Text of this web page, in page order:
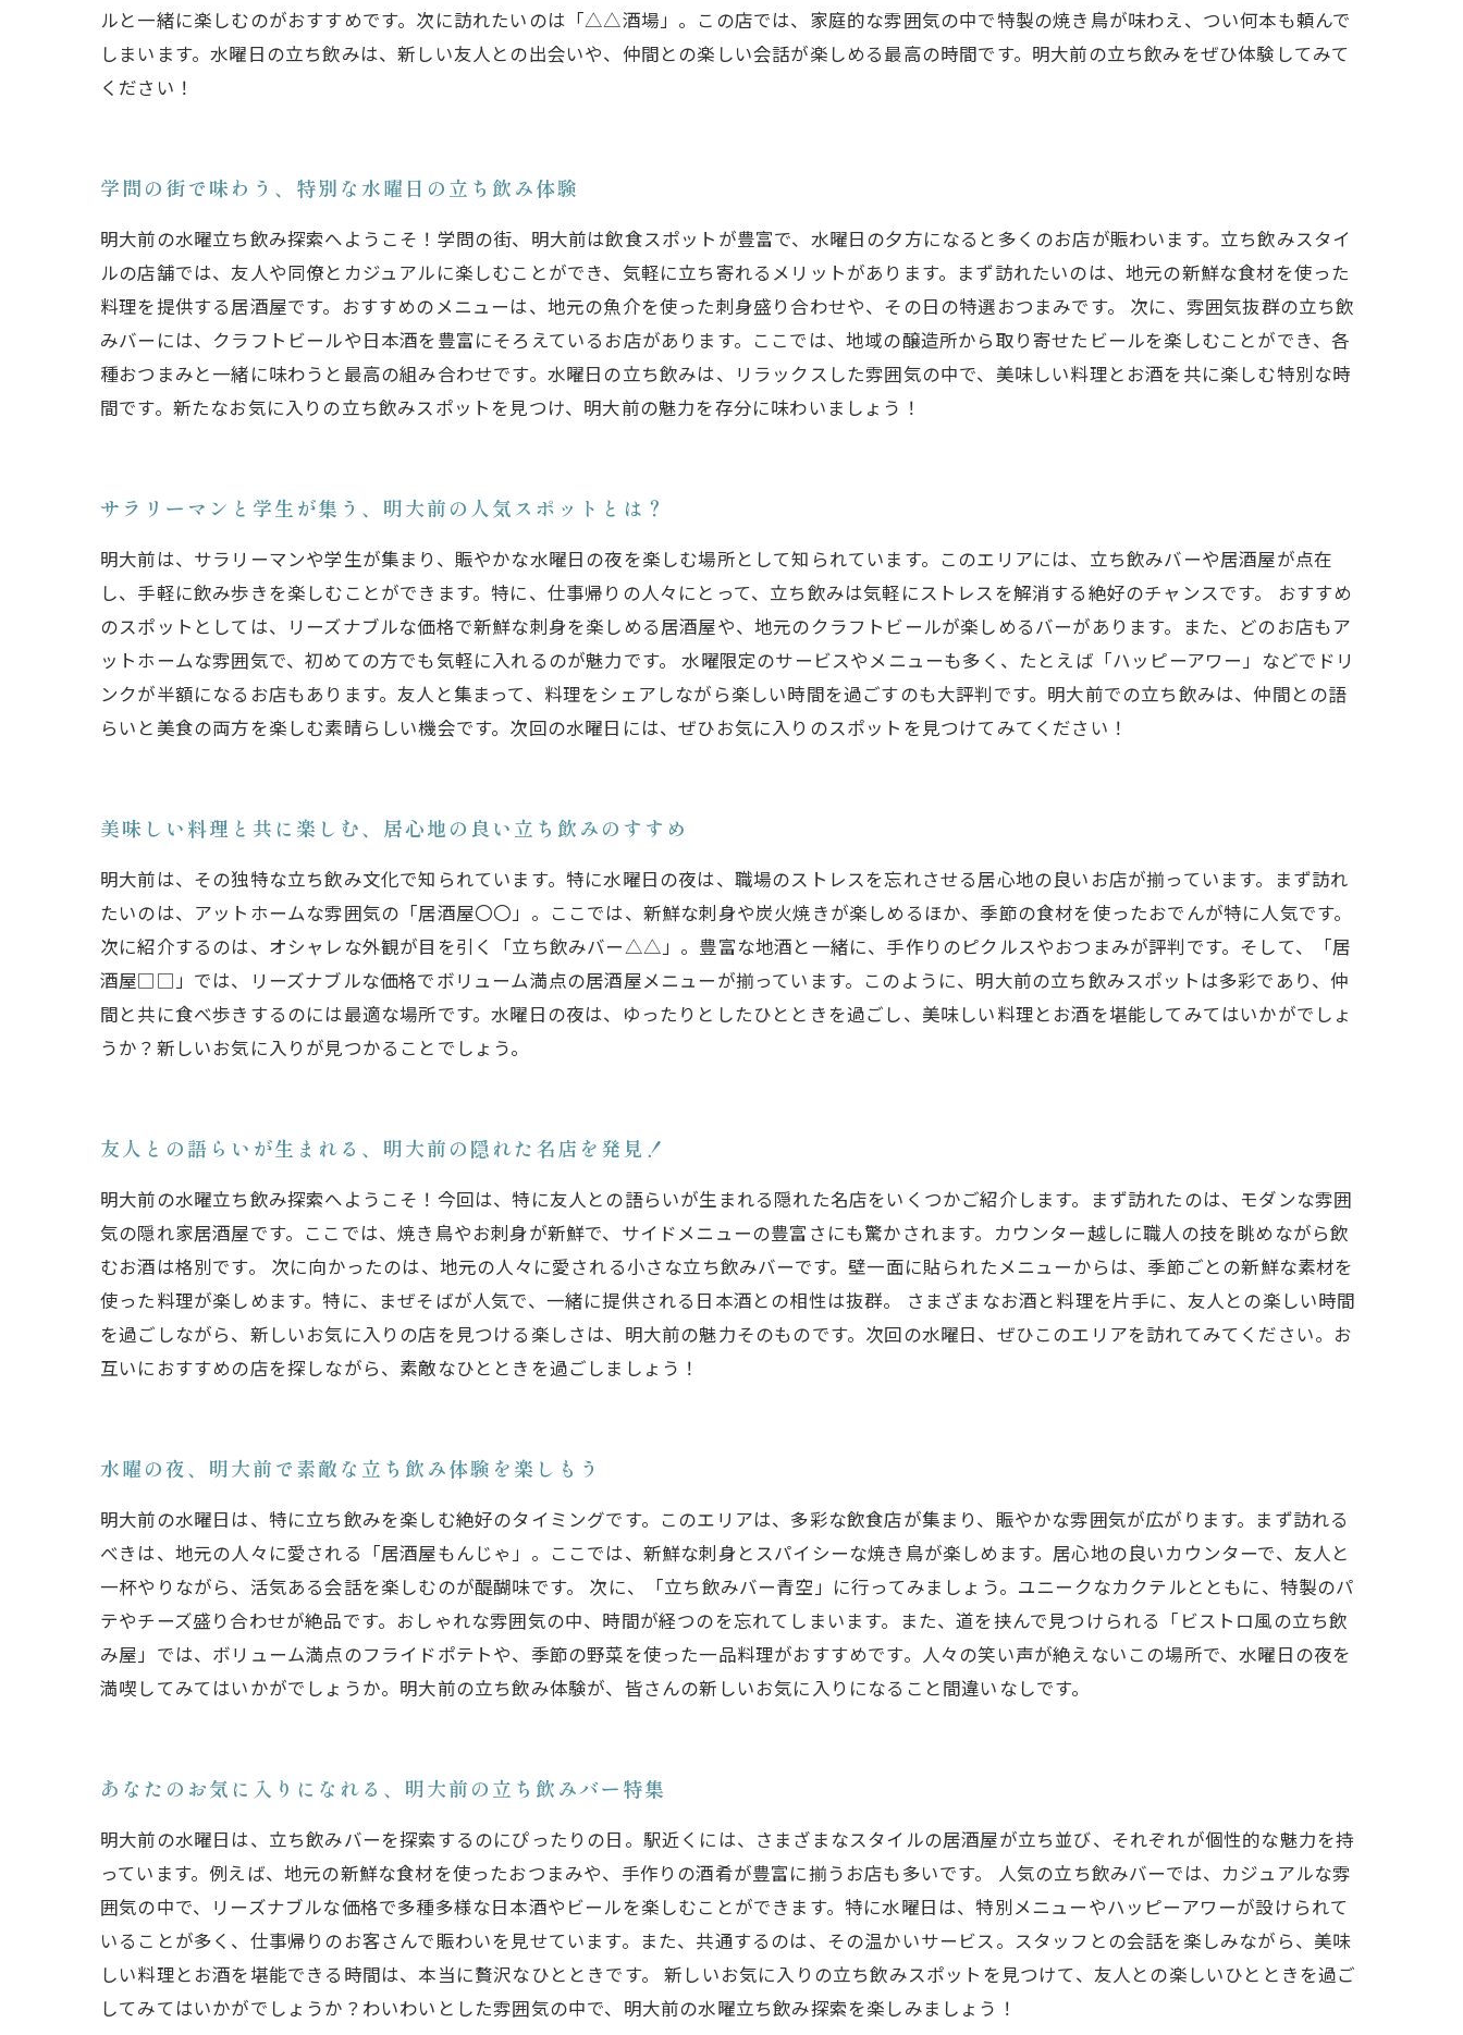
ルと一緒に楽しむのがおすすめです。次に訪れたいのは「△△酒場」。この店では、家庭的な雰囲気の中で特製の焼き鳥が味わえ、つい何本も頼んで
しまいます。水曜日の立ち飲みは、新しい友人との出会いや、仲間との楽しい会話が楽しめる最高の時間です。明大前の立ち飲みをぜひ体験してみて
ください！
学問の街で味わう、特別な水曜日の立ち飲み体験
明大前の水曜立ち飲み探索へようこそ！学問の街、明大前は飲食スポットが豊富で、水曜日の夕方になると多くのお店が賑わいます。立ち飲みスタイ
ルの店舗では、友人や同僚とカジュアルに楽しむことができ、気軽に立ち寄れるメリットがあります。まず訪れたいのは、地元の新鮮な食材を使った
料理を提供する居酒屋です。おすすめのメニューは、地元の魚介を使った刺身盛り合わせや、その日の特選おつまみです。 次に、雰囲気抜群の立ち飲
みバーには、クラフトビールや日本酒を豊富にそろえているお店があります。ここでは、地域の醸造所から取り寄せたビールを楽しむことができ、各
種おつまみと一緒に味わうと最高の組み合わせです。水曜日の立ち飲みは、リラックスした雰囲気の中で、美味しい料理とお酒を共に楽しむ特別な時
間です。新たなお気に入りの立ち飲みスポットを見つけ、明大前の魅力を存分に味わいましょう！
サラリーマンと学生が集う、明大前の人気スポットとは？
明大前は、サラリーマンや学生が集まり、賑やかな水曜日の夜を楽しむ場所として知られています。このエリアには、立ち飲みバーや居酒屋が点在
し、手軽に飲み歩きを楽しむことができます。特に、仕事帰りの人々にとって、立ち飲みは気軽にストレスを解消する絶好のチャンスです。 おすすめ
のスポットとしては、リーズナブルな価格で新鮮な刺身を楽しめる居酒屋や、地元のクラフトビールが楽しめるバーがあります。また、どのお店もア
ットホームな雰囲気で、初めての方でも気軽に入れるのが魅力です。 水曜限定のサービスやメニューも多く、たとえば「ハッピーアワー」などでドリ
ンクが半額になるお店もあります。友人と集まって、料理をシェアしながら楽しい時間を過ごすのも大評判です。明大前での立ち飲みは、仲間との語
らいと美食の両方を楽しむ素晴らしい機会です。次回の水曜日には、ぜひお気に入りのスポットを見つけてみてください！
美味しい料理と共に楽しむ、居心地の良い立ち飲みのすすめ
明大前は、その独特な立ち飲み文化で知られています。特に水曜日の夜は、職場のストレスを忘れさせる居心地の良いお店が揃っています。まず訪れ
たいのは、アットホームな雰囲気の「居酒屋〇〇」。ここでは、新鮮な刺身や炭火焼きが楽しめるほか、季節の食材を使ったおでんが特に人気です。
次に紹介するのは、オシャレな外観が目を引く「立ち飲みバー△△」。豊富な地酒と一緒に、手作りのピクルスやおつまみが評判です。そして、「居
酒屋□□」では、リーズナブルな価格でボリューム満点の居酒屋メニューが揃っています。このように、明大前の立ち飲みスポットは多彩であり、仲
間と共に食べ歩きするのには最適な場所です。水曜日の夜は、ゆったりとしたひとときを過ごし、美味しい料理とお酒を堪能してみてはいかがでしょ
うか？新しいお気に入りが見つかることでしょう。
友人との語らいが生まれる、明大前の隠れた名店を発見！
明大前の水曜立ち飲み探索へようこそ！今回は、特に友人との語らいが生まれる隠れた名店をいくつかご紹介します。まず訪れたのは、モダンな雰囲
気の隠れ家居酒屋です。ここでは、焼き鳥やお刺身が新鮮で、サイドメニューの豊富さにも驚かされます。カウンター越しに職人の技を眺めながら飲
むお酒は格別です。 次に向かったのは、地元の人々に愛される小さな立ち飲みバーです。壁一面に貼られたメニューからは、季節ごとの新鮮な素材を
使った料理が楽しめます。特に、まぜそばが人気で、一緒に提供される日本酒との相性は抜群。 さまざまなお酒と料理を片手に、友人との楽しい時間
を過ごしながら、新しいお気に入りの店を見つける楽しさは、明大前の魅力そのものです。次回の水曜日、ぜひこのエリアを訪れてみてください。お
互いにおすすめの店を探しながら、素敵なひとときを過ごしましょう！
水曜の夜、明大前で素敵な立ち飲み体験を楽しもう
明大前の水曜日は、特に立ち飲みを楽しむ絶好のタイミングです。このエリアは、多彩な飲食店が集まり、賑やかな雰囲気が広がります。まず訪れる
べきは、地元の人々に愛される「居酒屋もんじゃ」。ここでは、新鮮な刺身とスパイシーな焼き鳥が楽しめます。居心地の良いカウンターで、友人と
一杯やりながら、活気ある会話を楽しむのが醍醐味です。 次に、「立ち飲みバー青空」に行ってみましょう。ユニークなカクテルとともに、特製のパ
テやチーズ盛り合わせが絶品です。おしゃれな雰囲気の中、時間が経つのを忘れてしまいます。また、道を挟んで見つけられる「ビストロ風の立ち飲
み屋」では、ボリューム満点のフライドポテトや、季節の野菜を使った一品料理がおすすめです。人々の笑い声が絶えないこの場所で、水曜日の夜を
満喫してみてはいかがでしょうか。明大前の立ち飲み体験が、皆さんの新しいお気に入りになること間違いなしです。
あなたのお気に入りになれる、明大前の立ち飲みバー特集
明大前の水曜日は、立ち飲みバーを探索するのにぴったりの日。駅近くには、さまざまなスタイルの居酒屋が立ち並び、それぞれが個性的な魅力を持
っています。例えば、地元の新鮮な食材を使ったおつまみや、手作りの酒肴が豊富に揃うお店も多いです。 人気の立ち飲みバーでは、カジュアルな雰
囲気の中で、リーズナブルな価格で多種多様な日本酒やビールを楽しむことができます。特に水曜日は、特別メニューやハッピーアワーが設けられて
いることが多く、仕事帰りのお客さんで賑わいを見せています。また、共通するのは、その温かいサービス。スタッフとの会話を楽しみながら、美味
しい料理とお酒を堪能できる時間は、本当に贅沢なひとときです。 新しいお気に入りの立ち飲みスポットを見つけて、友人との楽しいひとときを過ご
してみてはいかがでしょうか？わいわいとした雰囲気の中で、明大前の水曜立ち飲み探索を楽しみましょう！